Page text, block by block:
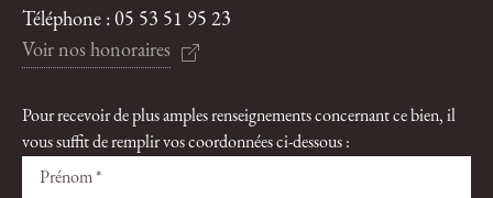
Téléphone : 05 53 51 95 23
Voir nos honoraires
Pour recevoir de plus amples renseignements concernant ce bien, il
vous suffit de remplir vos coordonnées ci-dessous :